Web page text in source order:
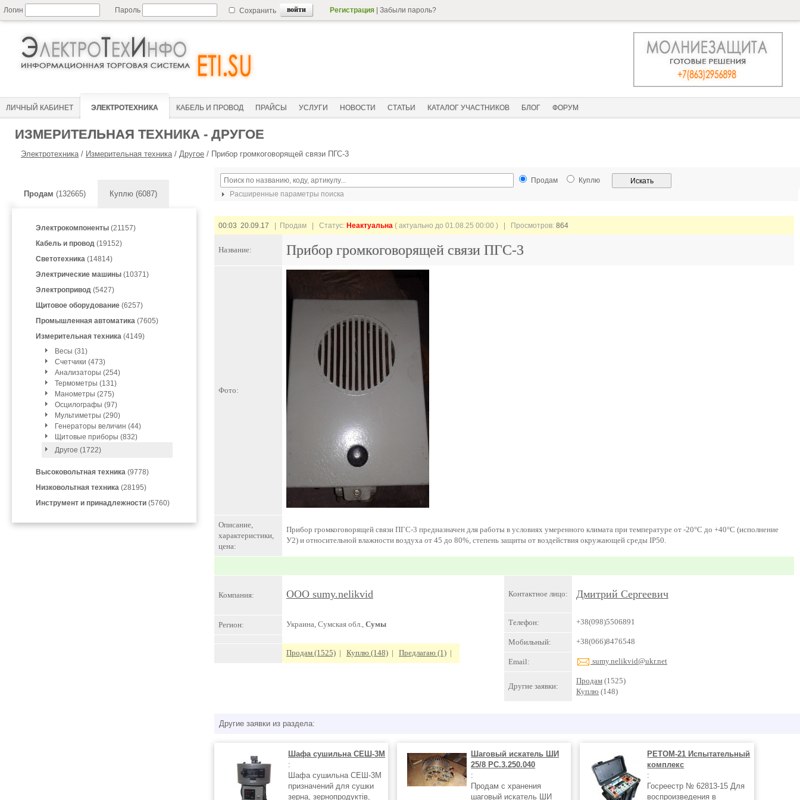
Логин Пароль Сохранить Регистрация Забыли пароль?
ЛИЧНЫЙ КАБИНЕТ ЭЛЕКТРОТЕХНИКА КАБЕЛЬ И ПРОВОД ПРАЙСЫ УСЛУГИ НОВОСТИ СТАТЬИ КАТАЛОГ УЧАСТНИКОВ БЛОГ ФОРУМ
ИЗМЕРИТЕЛЬНАЯ ТЕХНИКА - ДРУГОЕ
Электротехника/ Измерительная техника/ Другое / Прибор громкоговорящей связи ПГС-3
Продам (132665) Куплю (6087)
Электрокомпоненты (21157)
Кабель и провод (19152)
Светотехника (14814)
Электрические машины (10371)
Электропривод (5427)
Щитовое оборудование (6257)
Промышленная автоматика (7605)
Измерительная техника (4149)
Весы (31)
Счетчики (473)
Анализаторы (254)
Термометры (131)
Манометры (275)
Осцилографы (97)
Мультиметры (290)
Генераторы величин (44)
Щитовые приборы (832)
Другое (1722)
Высоковольтная техника (9778)
Низковольтная техника (28195)
Инструмент и принадлежности (5760)
Продам
Куплю
Расширенные параметры поиска
00:03 20.09.17 | Продам | Статус: Неактуальна ( актуально до 01.08.25 00:00 ) | Просмотров: 864
Название: Прибор громкоговорящей связи ПГС-3
Фото:
Описание,
характеристики,
цена:
Прибор громкоговорящей связи ПГС-3 предназначен для работы в условиях умеренного климата при температуре от -20°С до +40°С (исполнение
У2) и относительной влажности воздуха от 45 до 80%, степень защиты от воздействия окружающей среды IP50.
Компания: ООО sumy.nelikvid
Регион: Украина, Сумская обл., Сумы
Продам (1525) | Куплю (148) | Предлагаю (1) |
Контактное лицо: Дмитрий Сергеевич
Телефон: +38(098)5506891
Мобильный: +38(066)8476548
Email: sumy.nelikvid@ukr.net
Другие заявки:
Продам (1525)
Куплю (148)
Другие заявки из раздела:
Шафа сушильна СЕШ-3М
:
Шафа сушильна СЕШ-3М
призначений для сушки
зерна, зернопродуктів,
Шаговый искатель ШИ
25/8 РС.3.250.040
:
Продам с хранения
шаговый искатель ШИ
РЕТОМ-21 Испытательный
комплекс
:
Госреестр № 62813-15 Для
воспроизведения в